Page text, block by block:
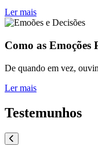
Ler mais
Como as Emoções
De quando em vez,
Ler mais
Testemunhos